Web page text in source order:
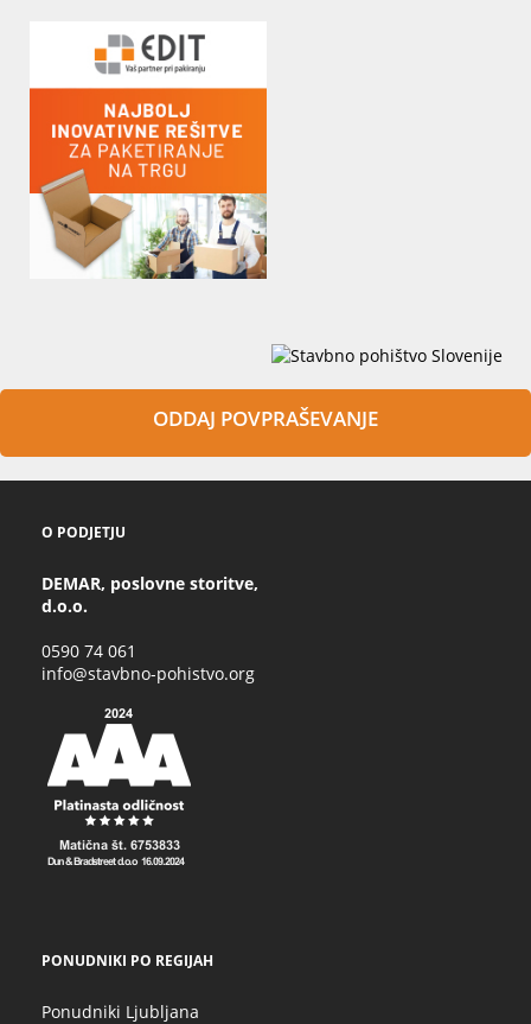
ODDAJ POVPRAŠEVANJE
O PODJETJU
DEMAR, poslovne storitve,
d.o.o.
0590 74 061
info@stavbno-pohistvo.org
PONUDNIKI PO REGIJAH
Ponudniki Ljubljana